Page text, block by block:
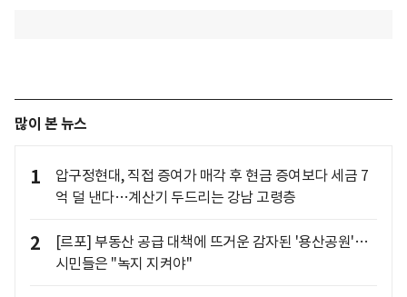
많이 본 뉴스
1
압구정현대, 직접 증여가 매각 후 현금 증여보다 세금 7
억 덜 낸다…계산기 두드리는 강남 고령층
2
[르포] 부동산 공급 대책에 뜨거운 감자된 '용산공원'…
시민들은 "녹지 지켜야"